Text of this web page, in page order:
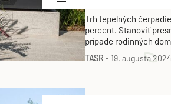
Trh tepelných
percent. Stanoviť
prípade rodinných
dotáciami.
TASR - 19. augusta 2024